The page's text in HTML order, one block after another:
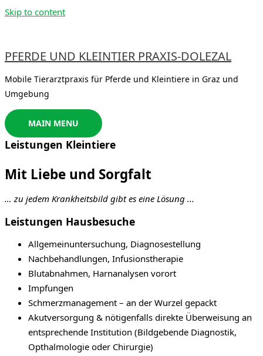
Skip to content
PFERDE UND KLEINTIER PRAXIS-DOLEZAL
Mobile Tierarztpraxis für Pferde und Kleintiere in Graz und
Umgebung
MAIN MENU
Leistungen Kleintiere
Mit Liebe und Sorgfalt
… zu jedem Krankheitsbild gibt es eine Lösung ...
Leistungen Hausbesuche
Allgemeinuntersuchung, Diagnosestellung
Nachbehandlungen, Infusionstherapie
Blutabnahmen, Harnanalysen vorort
Impfungen
Schmerzmanagement – an der Wurzel gepackt
Akutversorgung & nötigenfalls direkte Überweisung an
entsprechende Institution (Bildgebende Diagnostik,
Opthalmologie oder Chirurgie)